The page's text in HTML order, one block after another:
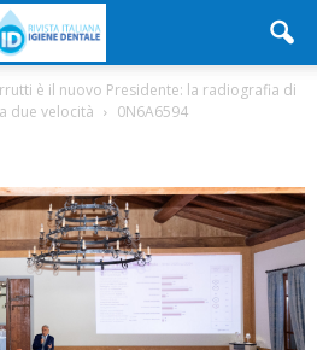
è il nuovo Presidente: la radiografia di
due velocità
0N6A6594